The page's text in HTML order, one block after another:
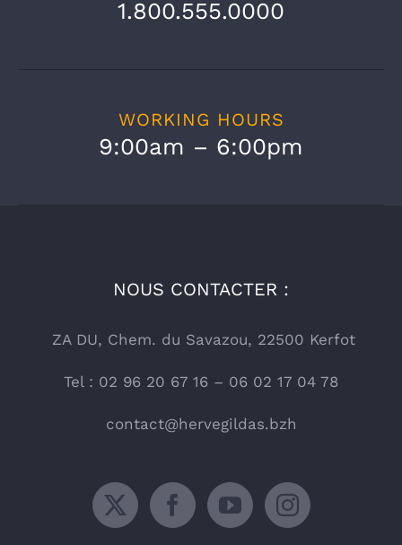
1.800.555.0000
WORKING HOURS
9:00am – 6:00pm
NOUS CONTACTER :
ZA DU, Chem. du Savazou, 22500 Kerfot
Tel : 02 96 20 67 16 – 06 02 17 04 78
contact@hervegildas.bzh